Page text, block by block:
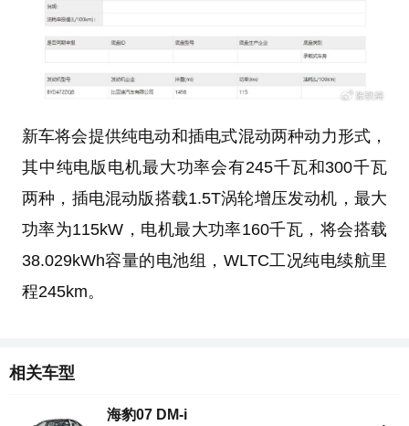
新车将会提供纯电动和插电式混动两种动力形式，
其中纯电版电机最大功率会有245千瓦和300千瓦
两种，插电混动版搭载1.5T涡轮增压发动机，最大
功率为115kW，电机最大功率160千瓦，将会搭载
38.029kWh容量的电池组，WLTC工况纯电续航里
程245km。
相关车型
海豹07 DM-i